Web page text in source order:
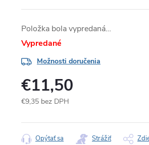
Položka bola vypredaná…
Vypredané
Možnosti doručenia
€11,50
€9,35 bez DPH
cena:
Opýtať sa Strážiť